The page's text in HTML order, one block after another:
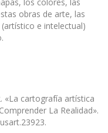
obras de arte, las
e intelectual)
«La cartografía artística
La Realidad».